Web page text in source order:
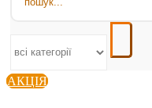
АКЦІЯ